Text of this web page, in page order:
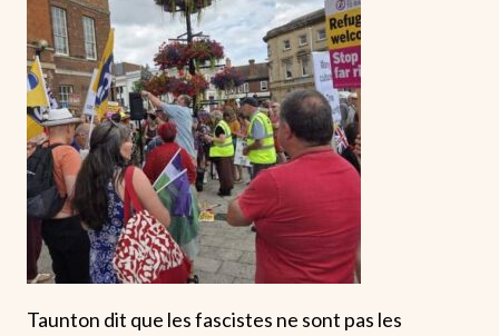
Taunton dit que les fascistes ne sont pas les